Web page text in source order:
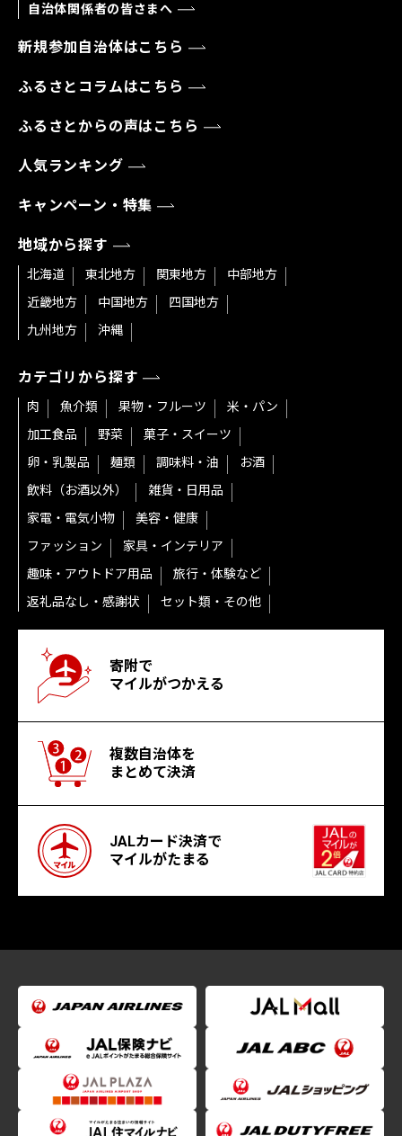
自治体関係者の皆さまへ
新規参加自治体はこちら
ふるさとコラムはこちら
ふるさとからの声はこちら
人気ランキング
キャンペーン・特集
地域から探す
北海道 東北地方 関東地方
中部地方
近畿地方
中国地方
四国地方
九州地方
沖縄
カテゴリから探す
肉 魚介類 果物・フルーツ
米・パン
加工食品
野菜
菓子・スイーツ
卵・乳製品
麺類 調味料・油
お酒
飲料（お酒以外）
雑貨・日用品
家電・電気小物
美容・健康
ファッション
家具・インテリア
趣味・アウトドア用品
旅行・体験など
返礼品なし・感謝状
セット類・その他
寄附で
マイルがつかえる
複数自治体を
まとめて決済
JALカード決済で
マイルがたまる